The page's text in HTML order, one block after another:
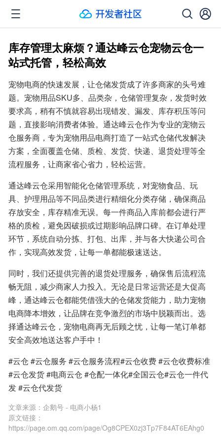
库存管理太麻烦？通达峰云仓宠物云仓一
站式托管，轻松高效
宠物电商的快速发展，让仓储发货成了许多商家的头号难
题。宠物用品SKU多、品类杂，仓储管理复杂，发货时效
要求高，稍有不慎就容易出现错发、漏发、库存积压等问
题，直接影响消费者体验。通达峰云仓作为专业的宠物云
仓服务商，专为宠物用品电商打造了一站式仓储代发解决
方案，全面覆盖仓储、质检、发货、快递、退货处理等全
流程服务，让商家省心省力，轻松运营。
通达峰云仓采用智能化仓储管理系统，对宠物食品、玩
具、护理用品等不同品类进行精细化分类存储，确保商品
存放安全，库存精准无误。每一件商品入库前都会进行严
格的质检，避免因破损或过期影响品牌口碑。在订单处理
环节，系统自动分拣、打包、出库，并与各大快递公司合
作，实现高效发货，让每一单都能极速送达。
同时，我们还提供完善的退货处理服务，确保售后流程流
畅无阻，减少商家人力投入。无论是日常运营还是大促高
峰，通达峰云仓都能凭借强大的仓储发货能力，助力宠物
电商降本增效，让品牌在竞争激烈的市场中脱颖而出。选
择通达峰云仓，宠物电商再无后顾之忧，让每一笔订单都
安全高效地送达客户手中！
#云仓 #云仓服务 #云仓服务流程#云仓收费 #云仓收费标准
#云仓发货 #电商云仓 #仓配一体化#全国云仓#云仓一件代
发 #云仓代发货
文章来源： 企鹅号 - 电商小杨1
原文链接：
https://page.om.qq.com/page/Og8CPEX0zj3Tp7F84AT6EAhg0